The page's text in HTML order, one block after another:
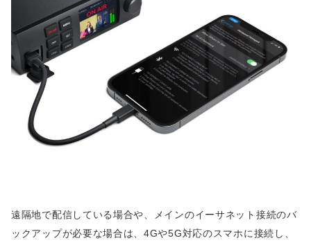
遠隔地で配信している場合や、メインのイーサネット接続のバ
ックアップが必要な場合は、4Gや5G対応のスマホに接続し、